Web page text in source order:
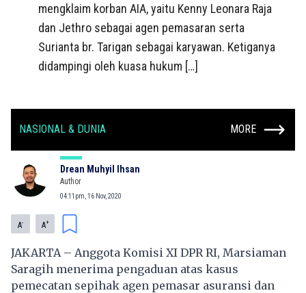
mengklaim korban AIA, yaitu Kenny Leonara Raja
dan Jethro sebagai agen pemasaran serta
Surianta br. Tarigan sebagai karyawan. Ketiganya
didampingi oleh kuasa hukum […]
NASIONAL & DUNIA MORE
Drean Muhyil Ihsan
Author
04:11pm, 16 Nov, 2020
A- A+
JAKARTA – Anggota Komisi XI DPR RI, Marsiaman
Saragih menerima pengaduan atas kasus
pemecatan sepihak agen pemasar asuransi dan